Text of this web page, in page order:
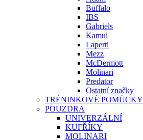
Buffalo
IBS
Gabriels
Kamui
Laperti
Mezz
McDermott
Molinari
Predator
Ostatní značky
TRÉNINKOVÉ POMŮCKY
POUZDRA
UNIVERZÁLNÍ
KUFŘÍKY
MOLINARI